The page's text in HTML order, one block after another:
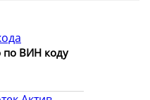
по ВИН коду